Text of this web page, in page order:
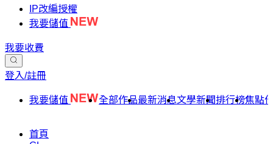
IP改編授權
我要儲值
我要收費
登入/註冊
我要儲值 全部作品最新消息文學新聞排行榜焦點
首頁